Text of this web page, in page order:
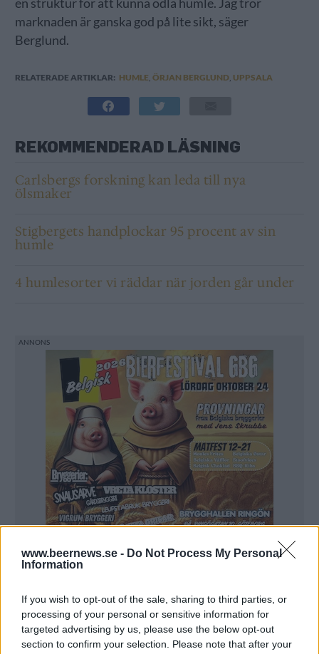
www.beernews.se - Do Not Process My Personal
Information
If you wish to opt-out of the sale, sharing to third parties, or
processing of your personal or sensitive information for
targeted advertising by us, please use the below opt-out
section to confirm your selection. Please note that after your
en struktur för att kunna odla humle. Jag tror
marknaden är ganska god på lite sikt, säger
Berglund.
RELATERADE ARTIKLAR: HUMLE, ÖRJAN BERGLUND, UPPSALA
REKOMMENDERAD LÄSNING
Carlsbergs forskning kan leda till nya
ölsmaker
Stigbergets handplockar 95 procent av sin
humle
4 humlesorter vi räddar när jorden går under